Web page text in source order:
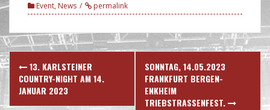
Event, News permalink
Post
navigation
13. KARLSTEINER
COUNTRY-NIGHT AM 14.
JANUAR 2023
SONNTAG, 14.05.2023
FRANKFURT BERGEN-
ENKHEIM
TRIEBSTRASSENFEST.